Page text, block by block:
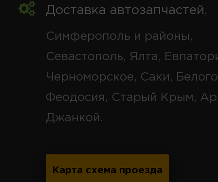
Доставка автозапчастей,
Симферополь и районы,
Севастополь, Ялта,
Черноморское, Саки,
Феодосия, Старый Крым,
Джанкой.
Карта схема проезда